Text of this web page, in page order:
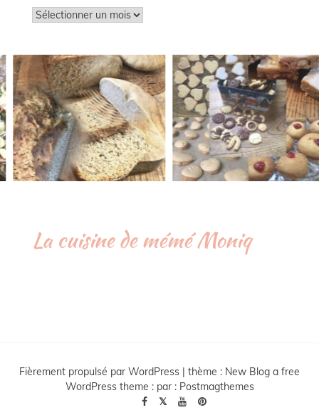
Archives
La cuisine de mémé Moniq
Fièrement propulsé par WordPress | thème : New Blog a free
WordPress theme : par : Postmagthemes